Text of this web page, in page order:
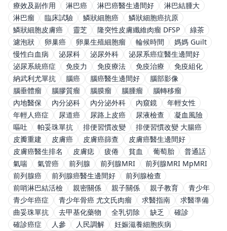
療效及副作用
淋巴癌 淋巴癌醫生邊間好
淋巴結腫大
淋巴瘤
臨床試驗 鱗狀細胞癌
鱗狀細胞癌抗原
鱗狀細胞皮膚癌
靈芝 隆突性皮膚纖維肉瘤 DFSP
綠茶
濾泡狀
卵巢癌 卵巢生殖細胞瘤 輪候時間
媽媽 Guilt
慢性白血病
泌尿科 泌尿外科
泌尿系癌症醫生邊間好
泌尿系統癌症
免疫力 免疫療法 免疫治療
免疫組化
納武利尤單抗
腦癌 腦癌醫生邊間好
腦部影像
腦垂體瘤
腦膠質瘤 腦膜瘤 腦腫瘤
腦轉移瘤
內地醫保
內分泌科 內分泌外科 內窺鏡
年輕女性
年輕人癌症
尿道癌 尿路上皮癌 尿液檢查
凝血風險
嘔吐
帕妥珠單抗 排便習慣改變
排便習慣改變 大腸癌
皮瓣重建
皮膚癌 皮膚癌篩查
皮膚癌醫生邊間好
皮膚癌醫生排名
皮膚痣 疲倦 貧血 葡萄胎
普通話
氣喘
氣管癌 前列腺 前列腺MRI
前列腺MRI MpMRI
前列腺癌
前列腺癌醫生邊間好
前列腺檢查
前哨淋巴結活檢
親密關係 親子關係 親子教育
青少年
青少年癌症
青少年骨癌 尤文氏肉瘤 求醫指南
求醫準備
曲妥珠單抗
去甲基化藥物 全乳切除 缺乏
確診
確診癌症
人參 人民調解
妊娠滋養細胞疾病